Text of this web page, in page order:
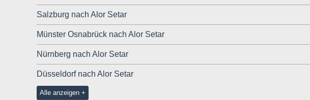
Salzburg nach Alor Setar
Münster Osnabrück nach Alor Setar
Nürnberg nach Alor Setar
Düsseldorf nach Alor Setar
Alle anzeigen